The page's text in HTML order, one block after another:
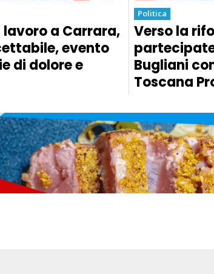
a Carrara,
evento
di dolore e
Politica
Verso la
Bugliani
Toscana